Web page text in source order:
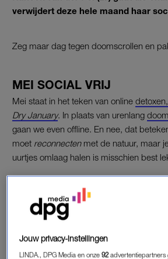
verwijdert deze hele maand haar
Zeg maar dag tegen doomscrollen en
MEI SOCIAL VRIJ
Mei staat in het teken van online detoxen,
Dry January. In plaats van urenlang
gaan we even offline. En nee, dat
moet reconnectenmet de natuur, maar
uurtjes omlaag halen is misschien best
ambassadeur van Mei Social Vrij. En dat
hele maand – ja, serieus – geen social
gevraagd als ambassadeur. Geen hele
contentmaker heb ik mijn socials nu
Jouw privacy-instellingen
LINDA., DPG Media en onze92 advertentiepartners